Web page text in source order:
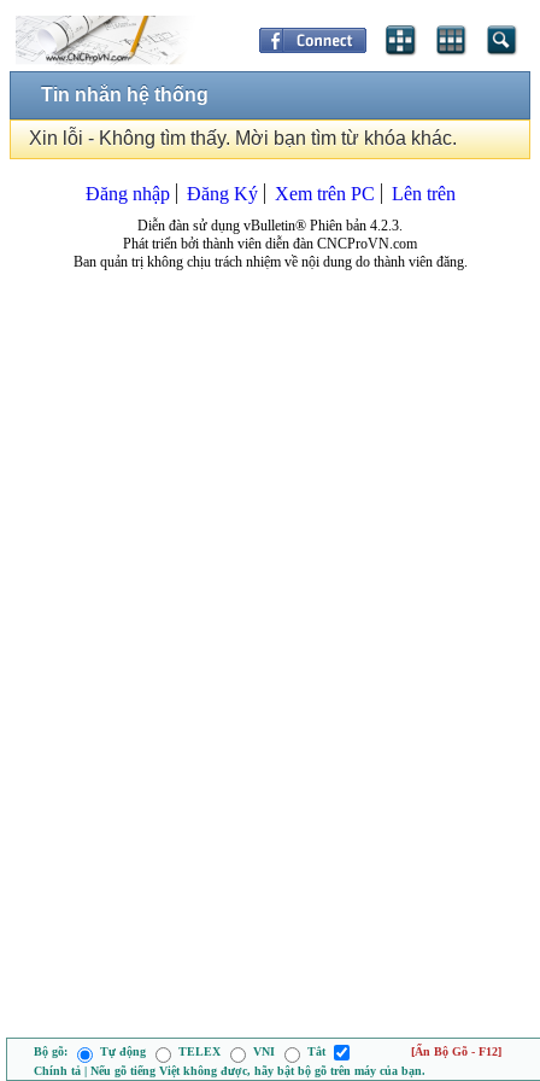
Tin nhắn hệ thống
Xin lỗi - Không tìm thấy. Mời bạn tìm từ khóa khác.
Đăng nhập Đăng Ký Xem trên PC Lên trên
Diễn đàn sử dụng vBulletin® Phiên bản 4.2.3.
Phát triển bởi thành viên diễn đàn CNCProVN.com
Ban quản trị không chịu trách nhiệm về nội dung do thành viên đăng.
Bộ gõ: Tự động TELEX VNI Tắt
[Ẩn Bộ Gõ - F12]
Chính tả | Nếu gõ tiếng Việt không được, hãy bật bộ gõ trên máy của bạn.